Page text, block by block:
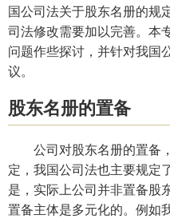
国公司法关于股东名册的规
司法修改需要加以完善。本
问题作些探讨，并针对我国
议。
股东名册的置备
公司对股东名册的置备，
定，我国公司法也主要规定
是，实际上公司并非置备股
置备主体是多元化的。例如